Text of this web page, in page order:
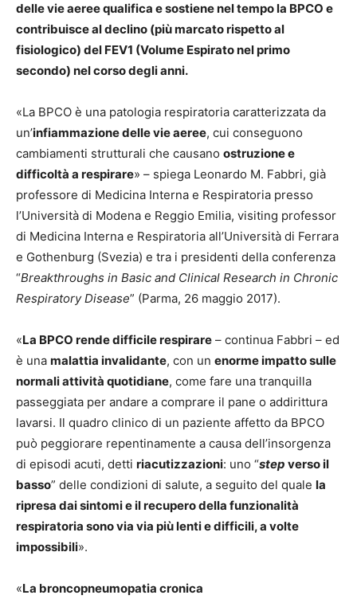
delle vie aeree qualifica e sostiene nel tempo la BPCO e
contribuisce al declino (più marcato rispetto al
fisiologico) del FEV1 (Volume Espirato nel primo
secondo) nel corso degli anni.
«La BPCO è una patologia respiratoria caratterizzata da
un’infiammazione delle vie aeree, cui conseguono
cambiamenti strutturali che causano ostruzione e
difficoltà a respirare» – spiega Leonardo M. Fabbri, già
professore di Medicina Interna e Respiratoria presso
l’Università di Modena e Reggio Emilia, visiting professor
di Medicina Interna e Respiratoria all’Università di Ferrara
e Gothenburg (Svezia) e tra i presidenti della conferenza
“Breakthroughs in Basic and Clinical Research in Chronic
Respiratory Disease” (Parma, 26 maggio 2017).
«La BPCO rende difficile respirare – continua Fabbri – ed
è una malattia invalidante, con un enorme impatto sulle
normali attività quotidiane, come fare una tranquilla
passeggiata per andare a comprare il pane o addirittura
lavarsi. Il quadro clinico di un paziente affetto da BPCO
può peggiorare repentinamente a causa dell’insorgenza
di episodi acuti, detti riacutizzazioni: uno “step verso il
basso” delle condizioni di salute, a seguito del quale la
ripresa dai sintomi e il recupero della funzionalità
respiratoria sono via via più lenti e difficili, a volte
impossibili».
«La broncopneumopatia cronica